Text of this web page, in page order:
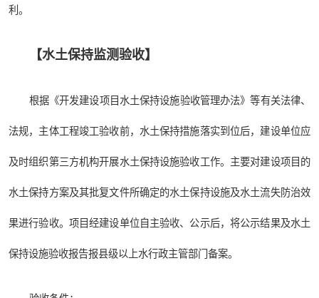
利。
【水土保持监测验收】
根据《开发建设项目水土保持设施验收管理办法》等有关法律、
法规，主体工程竣工验收前，水土保持措施落实到位后，建设单位应
及时组织第三方机构开展水土保持设施验收工作。主要对建设项目的
水土保持方案及其批复文件所确定的水土保持设施及水土流失防治效
果进行验收。项目经建设单位自主验收、公示后，将公示结果及水土
保持设施验收报告报县级以上水行政主管部门备案。